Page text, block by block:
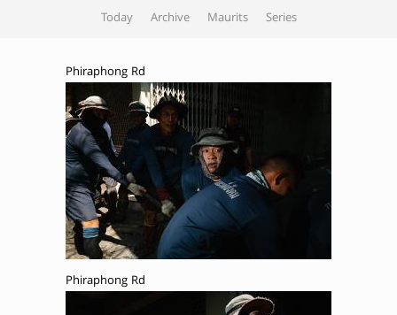
Today Archive Maurits Series
Phiraphong Rd
Phiraphong Rd